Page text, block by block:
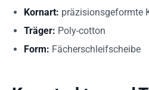
Kornart: präzisionsgeformte
Träger: Poly-cotton
Form: Fächerschleifscheibe